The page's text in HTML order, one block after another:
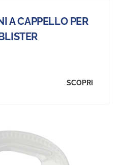
A CAPPELLO PER
SCOPRI